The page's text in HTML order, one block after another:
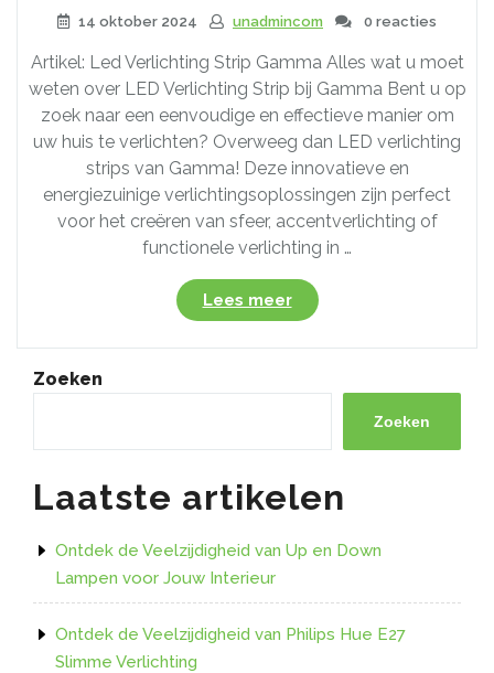
14 oktober 2024 unadmincom 0 reacties
Artikel: Led Verlichting Strip Gamma Alles wat u moet
weten over LED Verlichting Strip bij Gamma Bent u op
zoek naar een eenvoudige en effectieve manier om
uw huis te verlichten? Overweeg dan LED verlichting
strips van Gamma! Deze innovatieve en
energiezuinige verlichtingsoplossingen zijn perfect
voor het creëren van sfeer, accentverlichting of
functionele verlichting in …
Lees meer“Ontdek
de
Voordelen
LED
Verlichting
Strips
Gamma”
Zoeken
Zoeken
Laatste artikelen
Ontdek de Veelzijdigheid van Up en Down
Lampen voor Jouw Interieur
Ontdek de Veelzijdigheid van Philips Hue E27
Slimme Verlichting